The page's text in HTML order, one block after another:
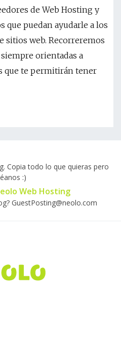
de Web Hosting y
que puedan ayudarle a los
sitios web. Recorreremos
orientadas a
que te permitirán tener
Copia todo lo que quieras pero
:)
Web Hosting
GuestPosting@neolo.com